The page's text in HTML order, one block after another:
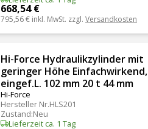
668,54 €
795,56 € inkl. MwSt. zzgl. Versandkosten
Hi-Force Hydraulikzylinder mit
geringer Höhe Einfachwirkend,
eingef.L. 102 mm 20 t 44 mm
Hi-Force
Hersteller Nr.HLS201
Zustand:Neu
Lieferzeit ca. 1 Tag